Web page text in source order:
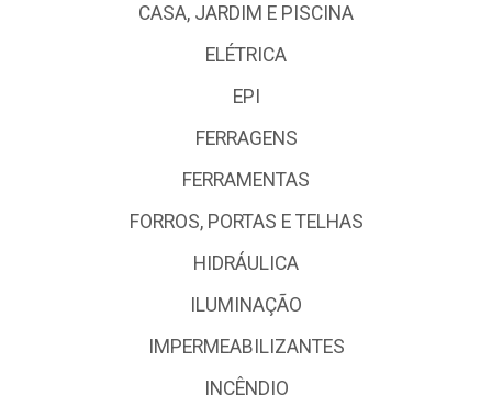
CASA, JARDIM E PISCINA
ELÉTRICA
EPI
FERRAGENS
FERRAMENTAS
FORROS, PORTAS E TELHAS
HIDRÁULICA
ILUMINAÇÃO
IMPERMEABILIZANTES
INCÊNDIO